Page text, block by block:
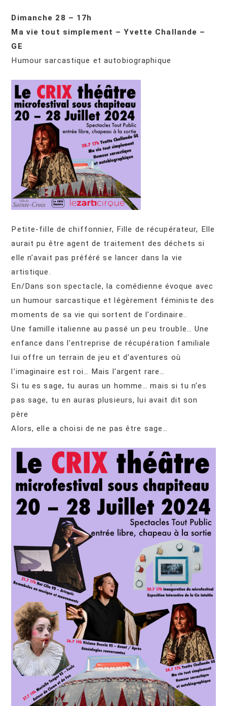
Dimanche 28 – 17h
Ma vie tout simplement – Yvette Challande –
GE
Humour sarcastique et autobiographique
Petite-fille de chiffonnier, Fille de récupérateur, Elle
aurait pu être agent de traitement des déchets si
elle n’avait pas préféré se lancer dans la vie
artistique.
En/Dans son spectacle, la comédienne évoque avec
un humour sarcastique et légèrement féministe des
moments de sa vie qui sortent de l’ordinaire..
Une famille italienne au passé un peu trouble… Une
enfance dans l’entreprise de récupération familiale
lui offre un terrain de jeu et d’aventures où
l’imaginaire est roi… Mais l’argent rare…
Si tu es sage, tu auras un homme… mais si tu n’es
pas sage, tu en auras plusieurs, lui avait dit son
père
Alors, elle a choisi de ne pas être sage…